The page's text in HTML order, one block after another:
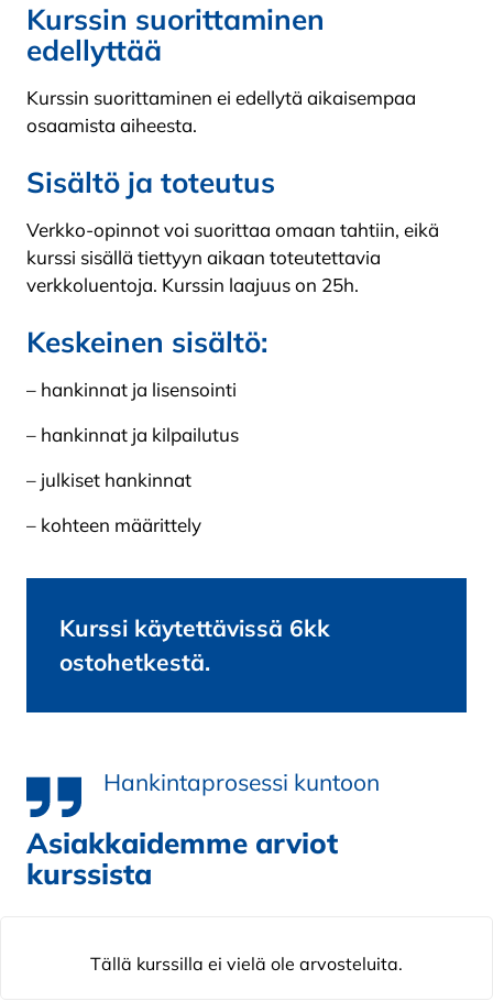
Kurssin suorittaminen
edellyttää
Kurssin suorittaminen ei edellytä aikaisempaa
osaamista aiheesta.
Sisältö ja toteutus
Verkko-opinnot voi suorittaa omaan tahtiin, eikä
kurssi sisällä tiettyyn aikaan toteutettavia
verkkoluentoja. Kurssin laajuus on 25h.
Keskeinen sisältö:
– hankinnat ja lisensointi
– hankinnat ja kilpailutus
– julkiset hankinnat
– kohteen määrittely
Kurssi käytettävissä 6kk
ostohetkestä.
Hankintaprosessi kuntoon
Asiakkaidemme arviot
kurssista
Tällä kurssilla ei vielä ole arvosteluita.